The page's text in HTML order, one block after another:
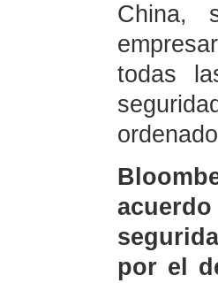
China,
todas
por el